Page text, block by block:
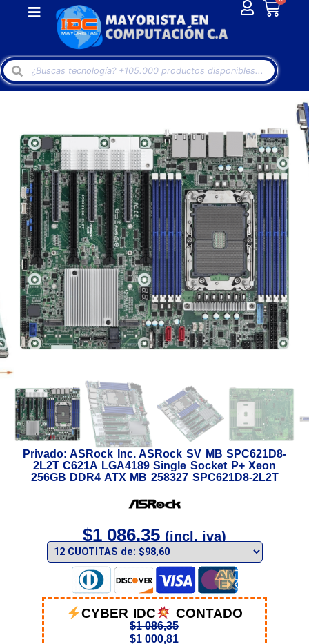
Privado: ASRock Inc. ASRock SV MB SPC621D8-
2L2T C621A LGA4189 Single Socket P+ Xeon
256GB DDR4 ATX MB 258327 SPC621D8-2L2T
$1 086,35 (incl. iva)
CYBER IDC CONTADO
$1 086,35
$1 000,81